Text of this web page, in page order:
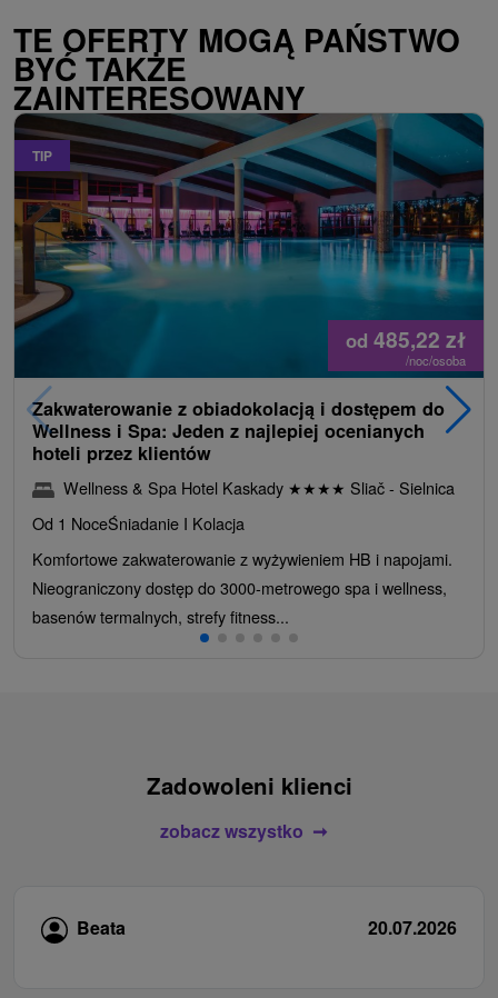
TE OFERTY MOGĄ PAŃSTWO
BYĆ TAKŻE
ZAINTERESOWANY
TIP
od 485,22 zł
/noc/osoba
Zakwaterowanie z obiadokolacją i dostępem do
Wellness i Spa: Jeden z najlepiej ocenianych
hoteli przez klientów
Wellness & Spa Hotel Kaskady ★★★★ Sliač - Sielnica
Od 1 NoceŚniadanie I Kolacja
Komfortowe zakwaterowanie z wyżywieniem HB i napojami.
Nieograniczony dostęp do 3000-metrowego spa i wellness,
basenów termalnych, strefy fitness...
Zadowoleni klienci
zobacz wszystko
Beata 20.07.2026